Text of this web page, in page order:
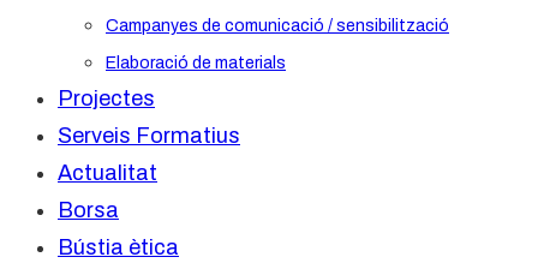
Campanyes de comunicació / sensibilització
Elaboració de materials
Projectes
Serveis Formatius
Actualitat
Borsa
Bústia ètica